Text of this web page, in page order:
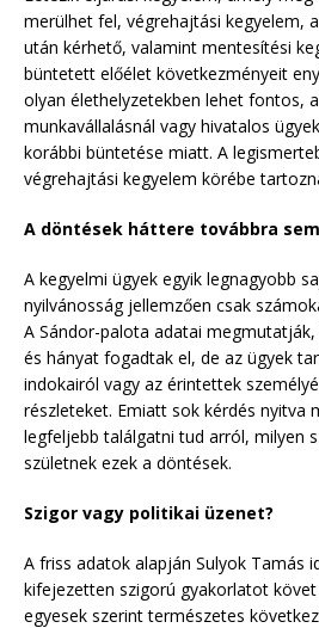
merülhet fel, végrehajtási kegyelem,
után kérhető, valamint mentesítési
büntetett előélet következményeit
olyan élethelyzetekben lehet fontos,
munkavállalásnál vagy hivatalos
korábbi büntetése miatt. A
végrehajtási kegyelem körébe
A döntések háttere továbbra
A kegyelmi ügyek egyik legnagyobb
nyilvánosság jellemzően csak
A Sándor-palota adatai
és hányat fogadtak el, de az ügyek
indokairól vagy az érintettek
részleteket. Emiatt sok kérdés nyitva
legfeljebb találgatni tud arról, milyen
születnek ezek a döntések.
Szigor vagy politikai üzenet?
A friss adatok alapján Sulyok Tamás
kifejezetten szigorú gyakorlatot követ
egyesek szerint természetes